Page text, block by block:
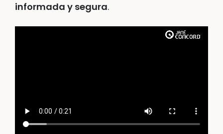
informada y segura.